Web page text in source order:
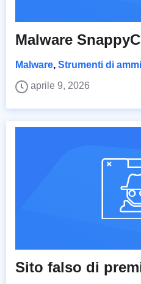
Malware
Malware, Strumenti di
aprile 9, 2026
Sito falso di